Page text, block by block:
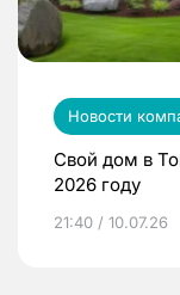
Новости
Свой дом в
2026 году
21:40 / 10.07.26